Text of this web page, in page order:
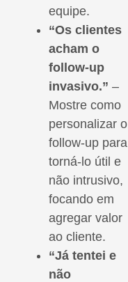
equipe.
“Os clientes
acham o
follow-up
invasivo.” –
Mostre como
personalizar o
follow-up para
torná-lo útil e
não intrusivo,
focando em
agregar valor
ao cliente.
“Já tentei e
não